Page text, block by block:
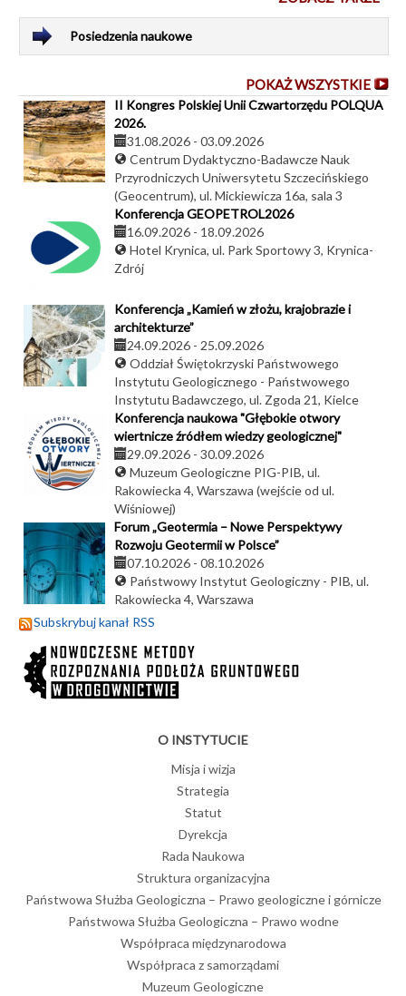
Posiedzenia naukowe
POKAŻ WSZYSTKIE
II Kongres Polskiej Unii Czwartorzędu POLQUA
2026.
31.08.2026- 03.09.2026
Centrum Dydaktyczno-Badawcze Nauk
Przyrodniczych Uniwersytetu Szczecińskiego
(Geocentrum), ul. Mickiewicza 16a, sala 3
Konferencja GEOPETROL2026
16.09.2026- 18.09.2026
Hotel Krynica, ul. Park Sportowy 3, Krynica-
Zdrój
Konferencja „Kamień w złożu, krajobrazie i
architekturze”
24.09.2026- 25.09.2026
Oddział Świętokrzyski Państwowego
Instytutu Geologicznego - Państwowego
Instytutu Badawczego, ul. Zgoda 21, Kielce
Konferencja naukowa "Głębokie otwory
wiertnicze źródłem wiedzy geologicznej"
29.09.2026- 30.09.2026
Muzeum Geologiczne PIG-PIB, ul.
Rakowiecka 4, Warszawa (wejście od ul.
Wiśniowej)
Forum „Geotermia – Nowe Perspektywy
Rozwoju Geotermii w Polsce”
07.10.2026- 08.10.2026
Państwowy Instytut Geologiczny - PIB, ul.
Rakowiecka 4, Warszawa
Subskrybuj kanał RSS
O INSTYTUCIE
Misja i wizja
Strategia
Statut
Dyrekcja
Rada Naukowa
Struktura organizacyjna
Państwowa Służba Geologiczna – Prawo geologiczne i górnicze
Państwowa Służba Geologiczna – Prawo wodne
Współpraca międzynarodowa
Współpraca z samorządami
Muzeum Geologiczne